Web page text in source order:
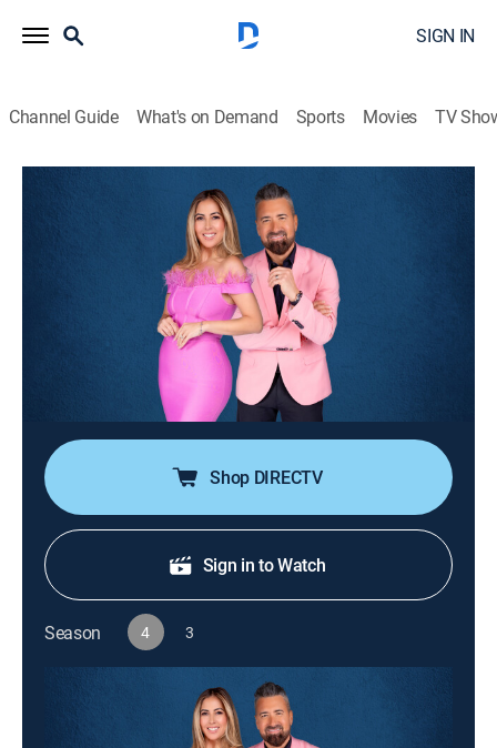
SIGN IN
Channel Guide What's on Demand Sports Movies TV
¡Siéntese quien pueda!
S4 E102 | ¡Siéntese quien pueda!
Entertainment, Variety, Competition reality
Bienvenido Lambda García. Noche de orgullo latino en
L.A, con imágenes imperdibles. Jennifer López recibe
importante reconocimiento en el Festival de Cine
Latino en Los Ángeles. Nadie sabía de la existencia
del testamento de Julián Figueroa.
Shop DIRECTV
Sign in to Watch
Season 4 3